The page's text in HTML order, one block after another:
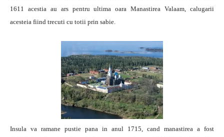
1611 acestia au ars pentru ultima oara Manastirea Valaam, calugarii
acesteia fiind trecuti cu totii prin sabie.
Insula va ramane pustie pana in anul 1715, cand manastirea a fost